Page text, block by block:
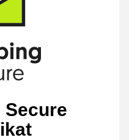
Secure